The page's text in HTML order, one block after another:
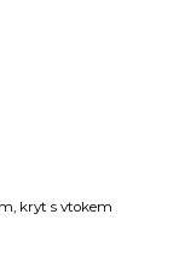
kryt s vtokem